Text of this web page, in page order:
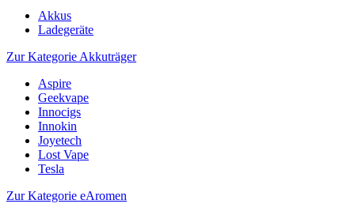
Akkus
Ladegeräte
Zur Kategorie Akkuträger
Aspire
Geekvape
Innocigs
Innokin
Joyetech
Lost Vape
Tesla
Zur Kategorie eAromen